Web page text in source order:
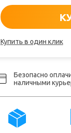
Купить в один клик
Безопасно
наличными